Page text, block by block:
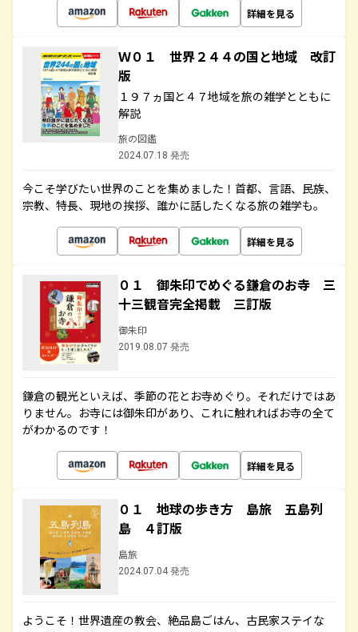
詳細を見る
Ｗ０１ 世界２４４の国と地域 改訂
版
１９７ヵ国と４７地域を旅の雑学とともに
解説
旅の図鑑
2024.07.18 発売
今こそ学びたい世界のことを集めました！首都、言語、民族、
宗教、特長、現地の挨拶、誰かに話したくなる旅の雑学も。
詳細を見る
０１ 御朱印でめぐる鎌倉のお寺 三
十三観音完全掲載 三訂版
御朱印
2019.08.07 発売
鎌倉の観光といえば、季節の花とお寺めぐり。それだけではあ
りません。お寺には御朱印があり、これに触れればお寺の全て
がわかるのです！
詳細を見る
０１ 地球の歩き方 島旅 五島列
島 ４訂版
島旅
2024.07.04 発売
ようこそ！世界遺産の教会、絶品島ごはん、古民家ステイな